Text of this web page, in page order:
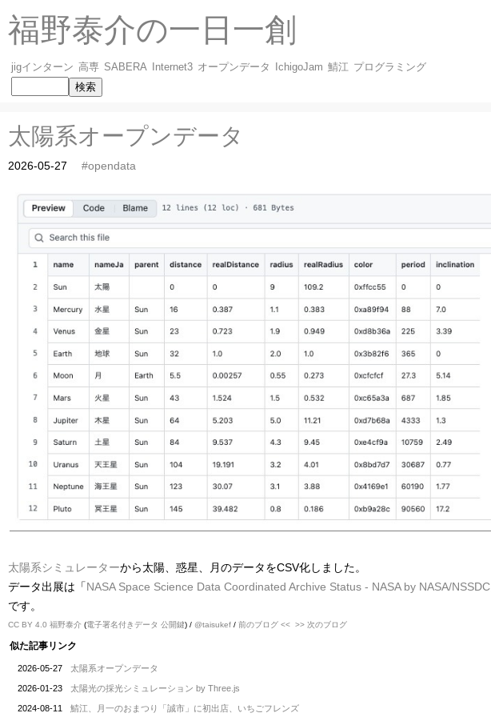
福野泰介の一日一創
jigインターン 高専 SABERA Internet3 オープンデータ IchigoJam 鯖江 プログラミング
太陽系オープンデータ
2026-05-27 #opendata
太陽系シミュレーターから太陽、惑星、月のデータをCSV化しました。
データ出展は「NASA Space Science Data Coordinated Archive Status - NASA by NASA/NSSDC
です。
CC BY 4.0 福野泰介 (電子署名付きデータ 公開鍵) / @taisukef / 前のブログ << >> 次のブログ
似た記事リンク
2026-05-27 太陽系オープンデータ
2026-01-23 太陽光の採光シミュレーション by Three.js
2024-08-11 鯖江、月一のおまつり「誠市」に初出店、いちごフレンズ